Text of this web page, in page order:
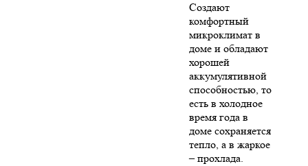
Создают
комфортный
микроклимат в
доме и обладают
хорошей
аккумулятивной
способностью, то
есть в холодное
время года в
доме сохраняется
тепло, а в жаркое
– прохлада.